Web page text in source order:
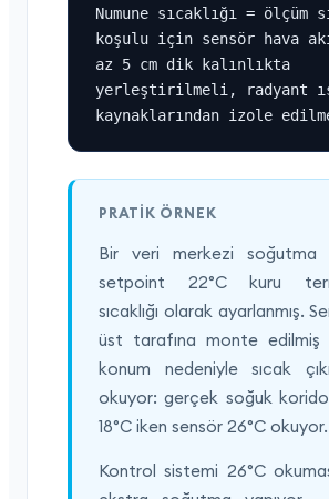
Numune sıcaklığı = ölçüm
koşulu için sensör hava
az 5 cm dik kalınlıkta
yerleştirilmeli, radyant
kaynaklarından izole
PRATIK ÖRNEK
Bir veri merkezi soğutma
setpoint 22°C kuru
sıcaklığı olarak ayarlanmış.
üst tarafına monte edilmiş
konum nedeniyle sıcak
okuyor: gerçek soğuk koridor
18°C iken sensör 26°C okuyor.
Kontrol sistemi 26°C